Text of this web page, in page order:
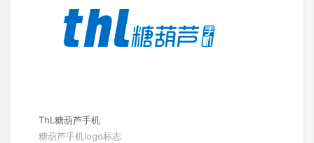
ThL糖葫芦手机
糖葫芦手机logo标志